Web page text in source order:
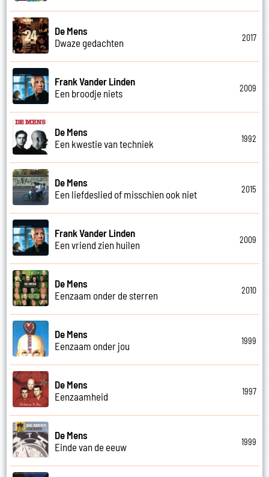
De Mens
Dwaze gedachten
2017
Frank Vander Linden
Een broodje niets
2009
De Mens
Een kwestie van techniek
1992
De Mens
Een liefdeslied of misschien ook niet
2015
Frank Vander Linden
Een vriend zien huilen
2009
De Mens
Eenzaam onder de sterren
2010
De Mens
Eenzaam onder jou
1999
De Mens
Eenzaamheid
1997
De Mens
Einde van de eeuw
1999